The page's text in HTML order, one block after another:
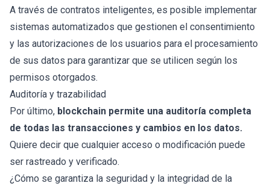
A través de contratos inteligentes, es posible implementar
sistemas automatizados que gestionen el consentimiento
y las autorizaciones de los usuarios para el procesamiento
de sus datos para garantizar que se utilicen según los
permisos otorgados.
Auditoría y trazabilidad
Por último, blockchain permite una auditoría completa
de todas las transacciones y cambios en los datos.
Quiere decir que cualquier acceso o modificación puede
ser rastreado y verificado.
¿Cómo se garantiza la seguridad y la integridad de la